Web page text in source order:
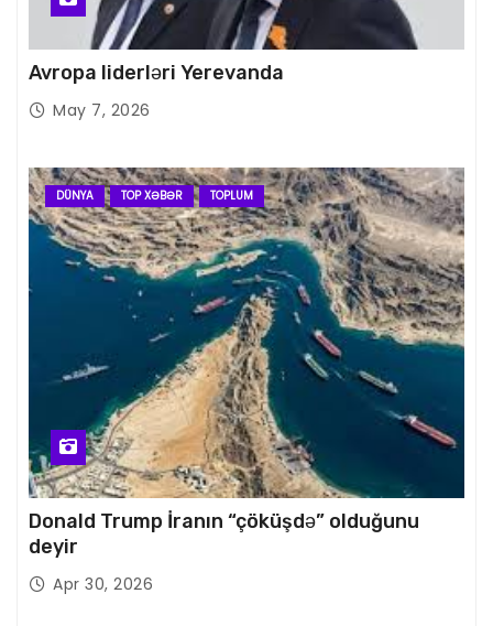
Avropa liderləri Yerevanda
May 7, 2026
DÜNYA TOP XƏBƏR TOPLUM
Donald Trump İranın “çöküşdə” olduğunu
deyir
Apr 30, 2026